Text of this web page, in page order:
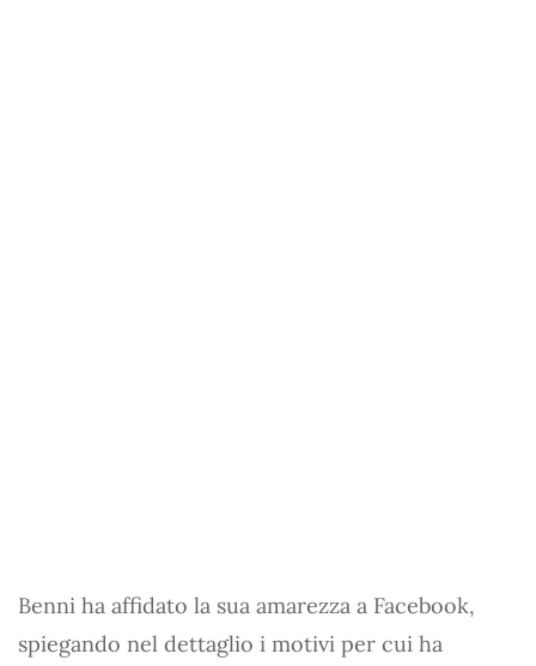
Benni ha affidato la sua amarezza a Facebook,
spiegando nel dettaglio i motivi per cui ha